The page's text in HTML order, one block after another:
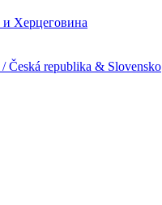
и Херцеговина
/ Česká republika & Slovensko